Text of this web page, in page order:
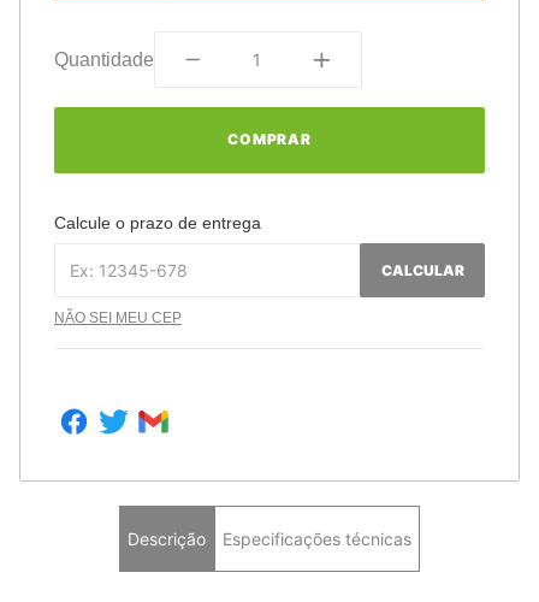
Quantidade
COMPRAR
Calcule o prazo de entrega
CALCULAR
NÃO SEI MEU CEP
Descrição Especificações técnicas